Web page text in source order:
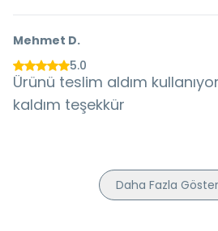
Mehmet D.
5.0
Ürünü teslim aldım
kaldım teşekkür
Daha Fazla Göster